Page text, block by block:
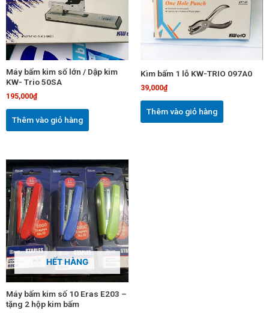
Máy bấm kim số lớn / Dập kim
KW- Trio 50SA
195,000₫
Thêm vào giỏ hàng
Kìm bấm 1 lỗ KW-TRIO 097A0
39,000₫
Thêm vào giỏ hàng
HẾT HÀNG
Máy bấm kim số 10 Eras E203 –
tặng 2 hộp kim bấm